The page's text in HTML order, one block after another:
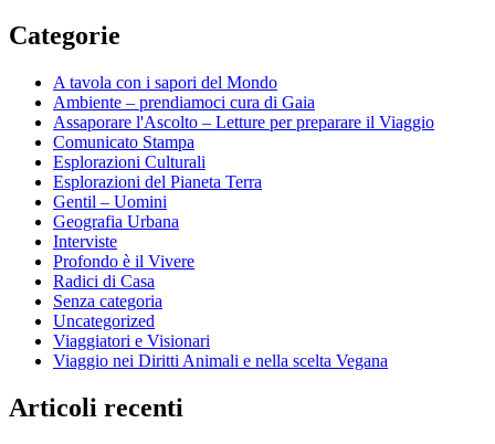
Categorie
A tavola con i sapori del Mondo
Ambiente – prendiamoci cura di Gaia
Assaporare l'Ascolto – Letture per preparare il Viaggio
Comunicato Stampa
Esplorazioni Culturali
Esplorazioni del Pianeta Terra
Gentil – Uomini
Geografia Urbana
Interviste
Profondo è il Vivere
Radici di Casa
Senza categoria
Uncategorized
Viaggiatori e Visionari
Viaggio nei Diritti Animali e nella scelta Vegana
Articoli recenti